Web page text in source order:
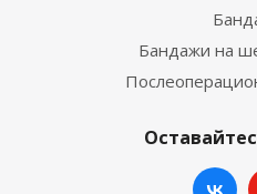
Бандажи на